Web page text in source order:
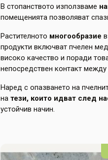
В стопанството използваме
помещенията позволяват
Растителното многообразие
продукти включват пчелен
високо качество и поради
непосредствен контакт
Наред с опазването на
на тези, които идват след
устойчив начин.